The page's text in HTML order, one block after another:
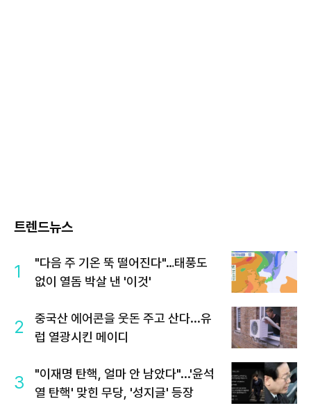
트렌드뉴스
1
"다음 주 기온 뚝 떨어진다"…태풍도
없이 열돔 박살 낸 '이것'
2
중국산 에어콘을 웃돈 주고 산다...유
럽 열광시킨 메이디
3
"이재명 탄핵, 얼마 안 남았다"...'윤석
열 탄핵' 맞힌 무당, '성지글' 등장